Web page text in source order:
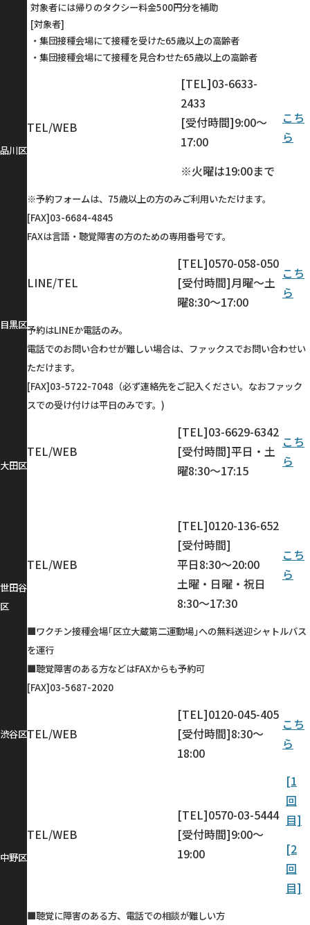
対象者には帰りのタクシー料金500円分を補助
[対象者]
・集団接種会場にて接種を受けた65歳以上の高齢者
・集団接種会場にて接種を見合わせた65歳以上の高齢者
品川区
TEL/WEB
[TEL]03-6633-
2433
[受付時間]9:00～
17:00
※火曜は19:00まで
こち
ら
※予約フォームは、75歳以上の方のみご利用いただけます。
[FAX]03-6684-4845
FAXは言語・聴覚障害の方のための専用番号です。
目黒区
LINE/TEL
[TEL]0570-058-050
[受付時間]月曜～土
曜8:30～17:00
こち
ら
予約はLINEか電話のみ。
電話でのお問い合わせが難しい場合は、ファックスでお問い合わせい
ただけます。
[FAX]03-5722-7048（必ず連絡先をご記入ください。なおファック
スでの受け付けは平日のみです。)
大田区
TEL/WEB
[TEL]03-6629-6342
[受付時間]平日・土
曜8:30～17:15
こち
ら
世田谷
区
TEL/WEB
[TEL]0120-136-652
[受付時間]
平日8:30～20:00
土曜・日曜・祝日
8:30～17:30
こち
ら
■ワクチン接種会場｢区立大蔵第二運動場｣への無料送迎シャトルバス
を運行
■聴覚障害のある方などはFAXからも予約可
[FAX]03-5687-2020
渋谷区TEL/WEB
[TEL]0120-045-405
[受付時間]8:30～
18:00
こち
ら
中野区
TEL/WEB
[TEL]0570-03-5444
[受付時間]9:00～
19:00
[1
回
目]
[2
回
目]
■聴覚に障害のある方、電話での相談が難しい方